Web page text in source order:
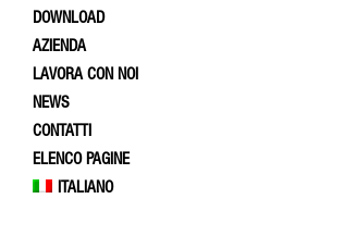
DOWNLOAD
AZIENDA
LAVORA CON NOI
NEWS
CONTATTI
ELENCO PAGINE
ITALIANO